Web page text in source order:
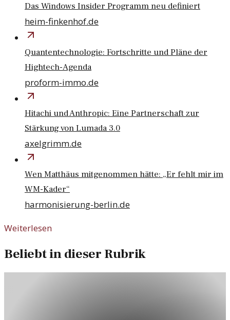
Das Windows Insider Programm neu definiert
heim-finkenhof.de
Quantentechnologie: Fortschritte und Pläne der
Hightech-Agenda
proform-immo.de
Hitachi und Anthropic: Eine Partnerschaft zur
Stärkung von Lumada 3.0
axelgrimm.de
Wen Matthäus mitgenommen hätte: „Er fehlt mir im
WM-Kader“
harmonisierung-berlin.de
Weiterlesen
Beliebt in dieser Rubrik